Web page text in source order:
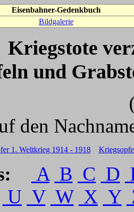
Eisenbahner-Gedenkbuch
Bildgalerie
Kriegstote
und
den
1. Weltkrieg 1914 - 1918
A B C D
U V W X Y